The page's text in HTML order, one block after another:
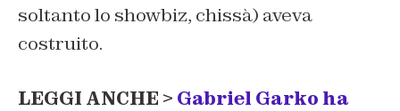
soltanto lo showbiz, chissà) aveva
costruito.
LEGGI ANCHE > Gabriel Garko ha